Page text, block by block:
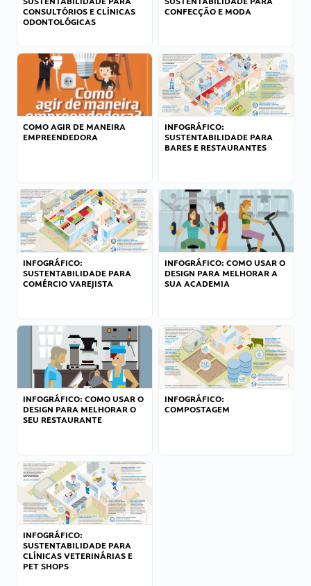
CONSULTÓRIOS E CLÍNICAS
ODONTOLÓGICAS
CONFECÇÃO E MODA
COMO AGIR DE MANEIRA
EMPREENDEDORA
INFOGRÁFICO:
SUSTENTABILIDADE PARA
BARES E RESTAURANTES
INFOGRÁFICO:
SUSTENTABILIDADE PARA
COMÉRCIO VAREJISTA
INFOGRÁFICO: COMO USAR O
DESIGN PARA MELHORAR A
SUA ACADEMIA
INFOGRÁFICO: COMO USAR O
DESIGN PARA MELHORAR O
SEU RESTAURANTE
INFOGRÁFICO:
COMPOSTAGEM
INFOGRÁFICO:
SUSTENTABILIDADE PARA
CLÍNICAS VETERINÁRIAS E
PET SHOPS